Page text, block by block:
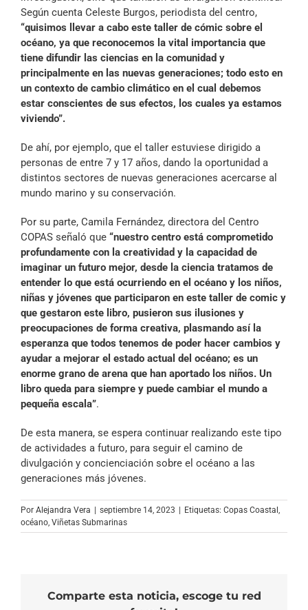
Según cuenta Celeste Burgos, periodista del centro,
“quisimos llevar a cabo este taller de cómic sobre el
océano, ya que reconocemos la vital importancia que
tiene difundir las ciencias en la comunidad y
principalmente en las nuevas generaciones; todo esto en
un contexto de cambio climático en el cual debemos
estar conscientes de sus efectos, los cuales ya estamos
viviendo”.
De ahí, por ejemplo, que el taller estuviese dirigido a
personas de entre 7 y 17 años, dando la oportunidad a
distintos sectores de nuevas generaciones acercarse al
mundo marino y su conservación.
Por su parte, Camila Fernández, directora del Centro
COPAS señaló que “nuestro centro está comprometido
profundamente con la creatividad y la capacidad de
imaginar un futuro mejor, desde la ciencia tratamos de
entender lo que está ocurriendo en el océano y los niños,
niñas y jóvenes que participaron en este taller de comic y
que gestaron este libro, pusieron sus ilusiones y
preocupaciones de forma creativa, plasmando así la
esperanza que todos tenemos de poder hacer cambios y
ayudar a mejorar el estado actual del océano; es un
enorme grano de arena que han aportado los niños. Un
libro queda para siempre y puede cambiar el mundo a
pequeña escala”.
De esta manera, se espera continuar realizando este tipo
de actividades a futuro, para seguir el camino de
divulgación y concienciación sobre el océano a las
generaciones más jóvenes.
Por Alejandra Vera | septiembre 14, 2023 | Etiquetas: Copas Coastal
océano Viñetas Submarinas
Comparte esta noticia, escoge tu red